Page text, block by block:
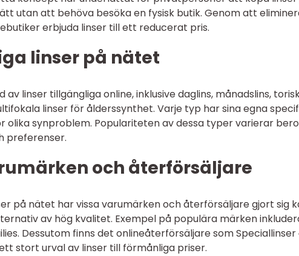
utan att behöva besöka en fysisk butik. Genom att
erbjuda linser till ett reducerat pris.
linser på nätet
linser tillgängliga online, inklusive daglins, månadslins,
linser för ålderssynthet. Varje typ har sina egna
olika synproblem. Populariteten av dessa typer varierar
preferenser.
och återförsäljare
på nätet har vissa varumärken och återförsäljare gjort sig
av hög kvalitet. Exempel på populära märken
Dessutom finns det onlineåterförsäljare som
stort urval av linser till förmånliga priser.